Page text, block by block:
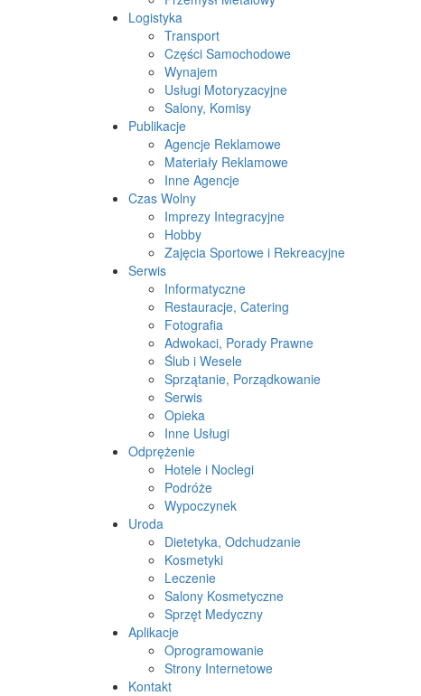
Logistyka
Transport
Części Samochodowe
Wynajem
Usługi Motoryzacyjne
Salony, Komisy
Publikacje
Agencje Reklamowe
Materiały Reklamowe
Inne Agencje
Czas Wolny
Imprezy Integracyjne
Hobby
Zajęcia Sportowe i Rekreacyjne
Serwis
Informatyczne
Restauracje, Catering
Fotografia
Adwokaci, Porady Prawne
Ślub i Wesele
Sprzątanie, Porządkowanie
Serwis
Opieka
Inne Usługi
Odprężenie
Hotele i Noclegi
Podróże
Wypoczynek
Uroda
Dietetyka, Odchudzanie
Kosmetyki
Leczenie
Salony Kosmetyczne
Sprzęt Medyczny
Aplikacje
Oprogramowanie
Strony Internetowe
Kontakt